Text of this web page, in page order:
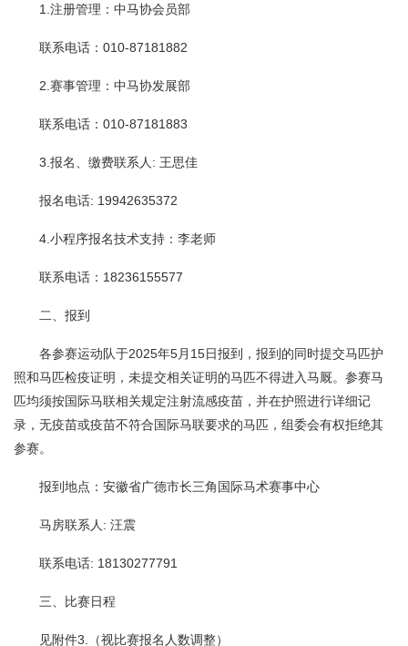
1.注册管理：中马协会员部
联系电话：010-87181882
2.赛事管理：中马协发展部
联系电话：010-87181883
3.报名、缴费联系人: 王思佳
报名电话: 19942635372
4.小程序报名技术支持：李老师
联系电话：18236155577
二、报到
各参赛运动队于2025年5月15日报到，报到的同时提交马匹护
照和马匹检疫证明，未提交相关证明的马匹不得进入马厩。参赛马
匹均须按国际马联相关规定注射流感疫苗，并在护照进行详细记
录，无疫苗或疫苗不符合国际马联要求的马匹，组委会有权拒绝其
参赛。
报到地点：安徽省广德市长三角国际马术赛事中心
马房联系人: 汪震
联系电话: 18130277791
三、比赛日程
见附件3.（视比赛报名人数调整）